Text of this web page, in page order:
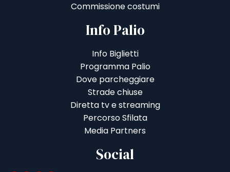
Commissione costumi
Info Palio
Info Biglietti
Programma Palio
Dove parcheggiare
Strade chiuse
Diretta tv e streaming
Percorso Sfilata
Media Partners
Social